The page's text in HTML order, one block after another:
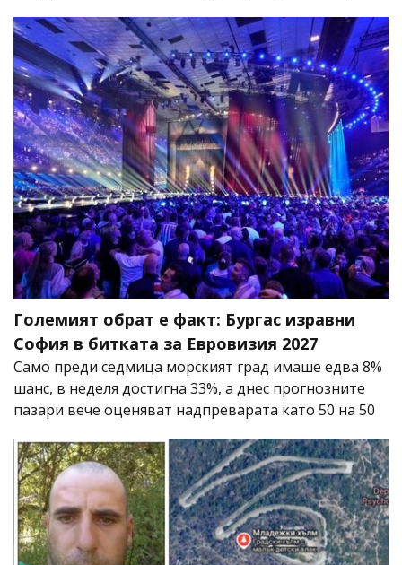
Големият обрат е факт: Бургас изравни
София в битката за Евровизия 2027
Само преди седмица морският град имаше едва 8%
шанс, в неделя достигна 33%, а днес прогнозните
пазари вече оценяват надпреварата като 50 на 50